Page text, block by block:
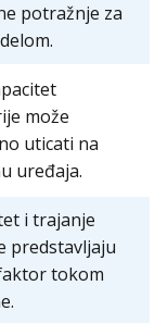
potražnje za
može
uticati na
uređaja.
i trajanje
predstavljaju
tokom